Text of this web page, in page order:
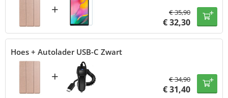
+ €35,90
€32,30
Hoes + Autolader USB-C Zwart
+ €34,90
€31,40